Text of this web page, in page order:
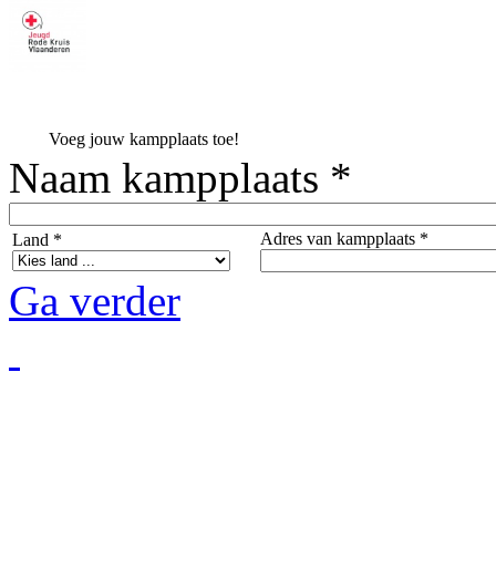
Voeg jouw kampplaats toe!
Naam kampplaats *
Land * Adres van kampplaats *
Ga verder